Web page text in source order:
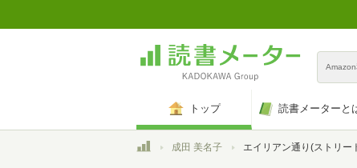
トップ 読書メーターと
トップ成田 美名子 エイリアン通り(ストリート)8 (花と